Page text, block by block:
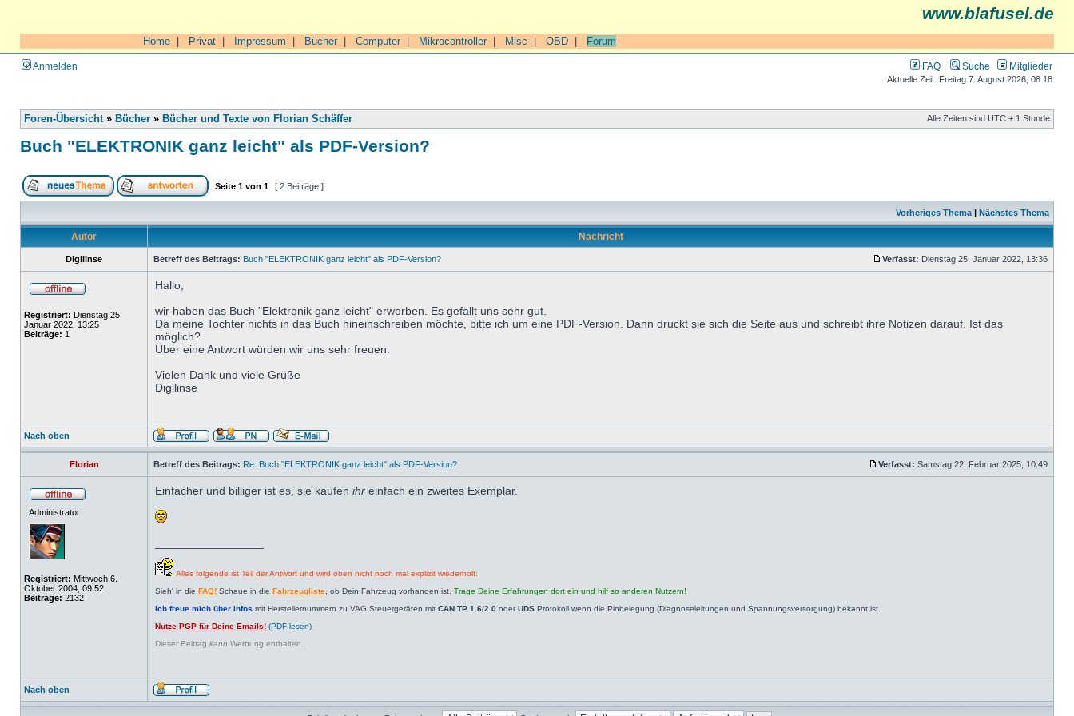
www.blafusel.de
Home Privat Impressum Bücher| Computer| Mikrocontroller| Misc OBD Forum
Anmelden FAQ Suche Mitglieder
Aktuelle Zeit: Freitag 7. August 2026, 08:18
Foren-Übersicht» Bücher » Bücher und Texte von Florian Schäffer Alle Zeiten sind UTC + 1 Stunde
Buch "ELEKTRONIK ganz leicht" als PDF-Version?
Seite 1 von 1 [ 2 Beiträge ]
Vorheriges Thema | Nächstes Thema
Autor Nachricht
Digilinse Betreff des Beitrags: Buch "ELEKTRONIK ganz leicht" als PDF-Version? Verfasst: Dienstag 25. Januar 2022, 13:36
Registriert: Dienstag 25.
Januar 2022, 13:25
Beiträge: 1
Hallo,
wir haben das Buch "Elektronik ganz leicht" erworben. Es gefällt uns sehr gut.
Da meine Tochter nichts in das Buch hineinschreiben möchte, bitte ich um eine PDF-Version. Dann druckt sie sich die Seite aus und schreibt ihre Notizen darauf. Ist das
möglich?
Über eine Antwort würden wir uns sehr freuen.
Vielen Dank und viele Grüße
Digilinse
Nach oben
Florian Betreff des Beitrags: Re: Buch "ELEKTRONIK ganz leicht" als PDF-Version? Verfasst: Samstag 22. Februar 2025, 10:49
Administrator
Registriert: Mittwoch 6.
Oktober 2004, 09:52
Beiträge: 2132
Einfacher und billiger ist es, sie kaufen ihr einfach ein zweites Exemplar.
Alles folgende ist Teil der Antwort und wird oben nicht noch mal explizit wiederholt:
Sieh' in die FAQ! Schaue in die Fahrzeugliste , ob Dein Fahrzeug vorhanden ist. Trage Deine Erfahrungen dort ein und hilf so anderen Nutzern!
Ich freue mich über Infos mit Herstellernummern zu VAG Steuergeräten mit CAN TP 1.6/2.0 oderUDS Protokoll wenn die Pinbelegung (Diagnoseleitungen und Spannungsversorgung) bekannt ist.
Nutze PGP für Deine Emails! (PDF lesen)
Dieser Beitrag kann Werbung enthalten.
Nach oben